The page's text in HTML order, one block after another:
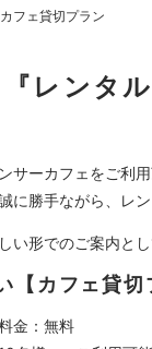
カフェ貸切プラン
『レンタ
サーカフェをご利
に勝手ながら、レ
い形でのご案内と
【カフェ貸切
金：無料